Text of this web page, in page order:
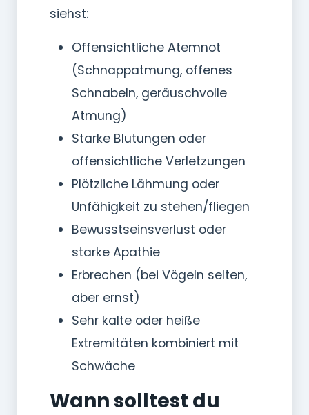
siehst:
Offensichtliche Atemnot
(Schnappatmung, offenes
Schnabeln, geräuschvolle
Atmung)
Starke Blutungen oder
offensichtliche Verletzungen
Plötzliche Lähmung oder
Unfähigkeit zu stehen/fliegen
Bewusstseinsverlust oder
starke Apathie
Erbrechen (bei Vögeln selten,
aber ernst)
Sehr kalte oder heiße
Extremitäten kombiniert mit
Schwäche
Wann solltest du